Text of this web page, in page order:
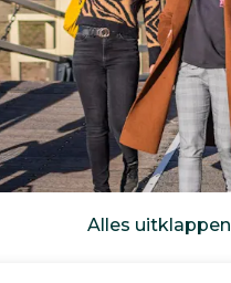
Alles uitklappen